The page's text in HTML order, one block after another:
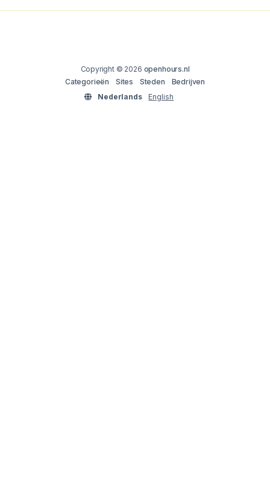
Copyright © 2026 openhours.nl
Categorieën
Sites Steden
Bedrijven
Nederlands
English